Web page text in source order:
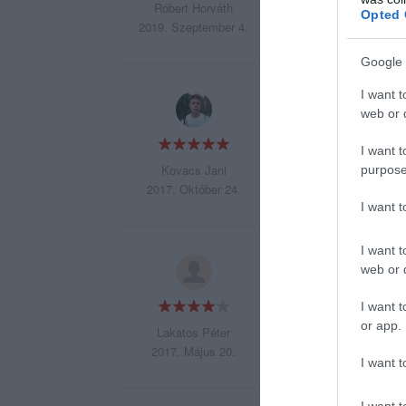
Opted
Google
I want
web or
I want
I want
I want
web or
I want
or app.
I want
Róbert Horváth
2019. Szeptember 4.
Kovacs Jani
2017. Október 24.
Szuper a hely!
Lakatos Péter
2017. Május 20.
Kiváló